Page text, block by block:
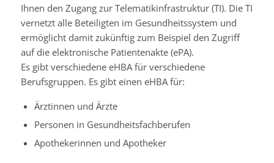
Ihnen den Zugang zur Telematikinfrastruktur (TI). Die TI
vernetzt alle Beteiligten im Gesundheitssystem und
ermöglicht damit zukünftig zum Beispiel den Zugriff
auf die elektronische Patientenakte (ePA).
Es gibt verschiedene eHBA für verschiedene
Berufsgruppen. Es gibt einen eHBA für:
Ärztinnen und Ärzte
Personen in Gesundheitsfachberufen
Apothekerinnen und Apotheker